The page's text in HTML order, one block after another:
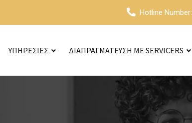
Hotline Number:
ΥΠΗΡΕΣΙΕΣ ΔΙΑΠΡΑΓΜΑΤΕΥΣΗ ΜΕ SERVICERS